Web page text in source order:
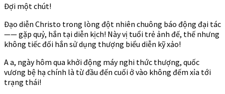
Đợi một chút!
Đạo diễn Christo trong lòng đột nhiên chuông báo động đại tác
—— gặp quỷ, hắn tại diễn kịch! Này vị tuổi trẻ ảnh đế, thế nhưng
không tiếc đối hắn sử dụng thượng biểu diễn kỹ xảo!
A a, ngày hôm qua khởi động máy nghi thức thượng, quốc
vương bệ hạ chính là từ đầu đến cuối ở vào không đếm xỉa tới
trạng thái!